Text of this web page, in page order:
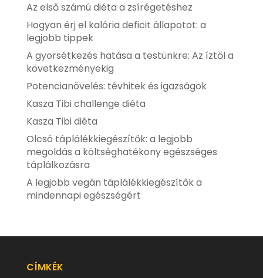
Az első számú diéta a zsírégetéshez
Hogyan érj el kalória deficit állapotot: a
legjobb tippek
A gyorsétkezés hatása a testünkre: Az íztől a
következményekig
Potencianövelés: tévhitek és igazságok
Kasza Tibi challenge diéta
Kasza Tibi diéta
Olcsó táplálékkiegészítők: a legjobb
megoldás a költséghatékony egészséges
táplálkozásra
A legjobb vegán táplálékkiegészítők a
mindennapi egészségért
CÍMKÉK